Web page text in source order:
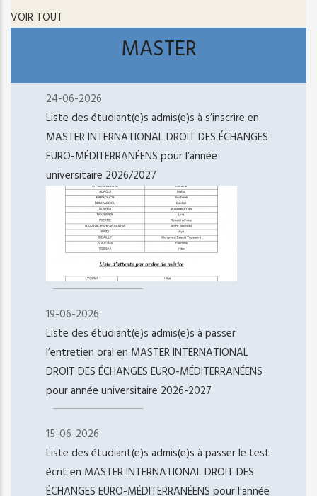
VOIR TOUT
MASTER
24-06-2026
Liste des étudiant(e)s admis(e)s à s’inscrire en
MASTER INTERNATIONAL DROIT DES ÉCHANGES
EURO-MÉDITERRANÉENS pour l’année
universitaire 2026/2027
19-06-2026
Liste des étudiant(e)s admis(e)s à passer
l’entretien oral en MASTER INTERNATIONAL
DROIT DES ÉCHANGES EURO-MÉDITERRANÉENS
pour année universitaire 2026-2027
15-06-2026
Liste des étudiant(e)s admis(e)s à passer le test
écrit en MASTER INTERNATIONAL DROIT DES
ÉCHANGES EURO-MÉDITERRANÉENS pour l'année